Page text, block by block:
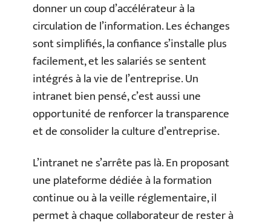
donner un coup d’accélérateur à la
circulation de l’information. Les échanges
sont simplifiés, la confiance s’installe plus
facilement, et les salariés se sentent
intégrés à la vie de l’entreprise. Un
intranet bien pensé, c’est aussi une
opportunité de renforcer la transparence
et de consolider la culture d’entreprise.
L’intranet ne s’arrête pas là. En proposant
une plateforme dédiée à la formation
continue ou à la veille réglementaire, il
permet à chaque collaborateur de rester à